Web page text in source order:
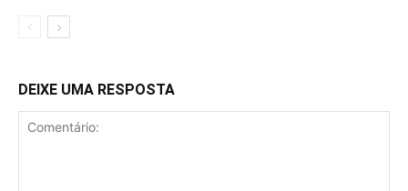
DEIXE UMA RESPOSTA